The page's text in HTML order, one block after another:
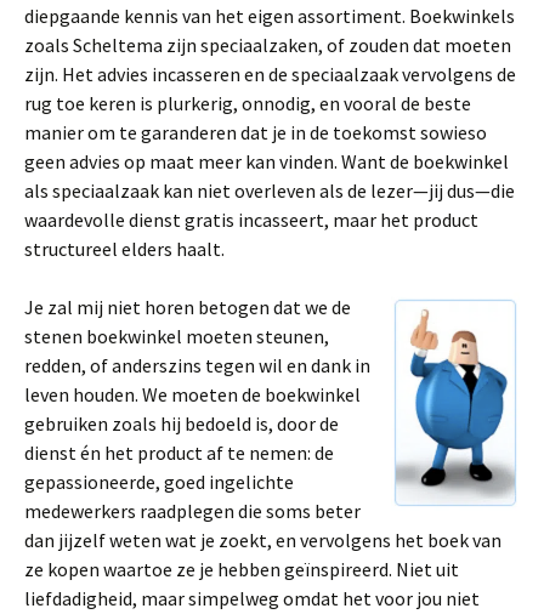
diepgaande kennis van het eigen assortiment. Boekwinkels
zoals Scheltema zijn speciaalzaken, of zouden dat moeten
zijn. Het advies incasseren en de speciaalzaak vervolgens de
rug toe keren is plurkerig, onnodig, en vooral de beste
manier om te garanderen dat je in de toekomst sowieso
geen advies op maat meer kan vinden. Want de boekwinkel
als speciaalzaak kan niet overleven als de lezer—jij dus—die
waardevolle dienst gratis incasseert, maar het product
structureel elders haalt.
Je zal mij niet horen betogen dat we de
stenen boekwinkel moeten steunen,
redden, of anderszins tegen wil en dank in
leven houden. We moeten de boekwinkel
gebruiken zoals hij bedoeld is, door de
dienst én het product af te nemen: de
gepassioneerde, goed ingelichte
medewerkers raadplegen die soms beter
dan jijzelf weten wat je zoekt, en vervolgens het boek van
ze kopen waartoe ze je hebben geïnspireerd. Niet uit
liefdadigheid, maar simpelweg omdat het voor jou niet